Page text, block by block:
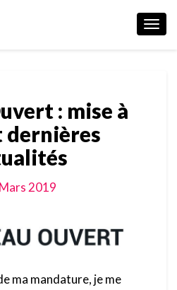
: mise à
dernières
2019
ma mandature, je me